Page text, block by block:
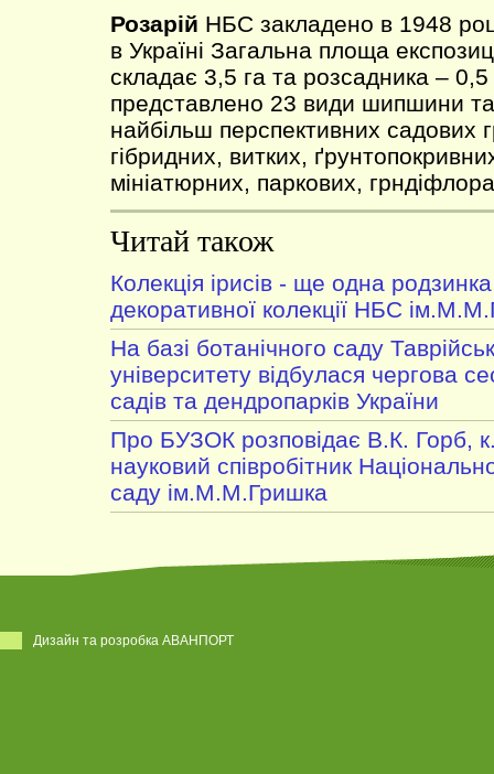
Розарій НБС закладено в 1948
в Україні Загальна площа
складає 3,5 га та розсадника – 0,5
представлено 23 види шипшини та
найбільш перспективних садових
гібридних, витких,
мініатюрних, паркових,
Читай також
Колекція ірисів - ще одна родзинка
декоративної колекції НБС
На базі ботанічного саду
університету відбулася чергова
садів та дендропарків України
Про БУЗОК розповідає В.К. Горб,
науковий співробітник
саду ім.М.М.Гришка
Дизайн та розробка АВАНПОРТ